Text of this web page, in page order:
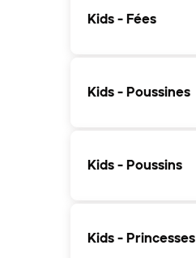
Kids - Fées
Kids - Poussines
Kids - Poussins
Kids - Princesses